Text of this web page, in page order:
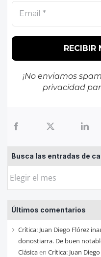
¡No enviamos
privacidad
Busca las entradas de
Busca
entradas
de
cada
mes
Últimos comentarios
Crítica: Juan Diego Flórez
donostiarra. De buen
Clásicaen Crítica: Juan